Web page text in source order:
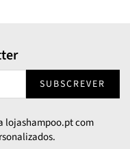
SUBSCREVER
lojashampoo.pt com